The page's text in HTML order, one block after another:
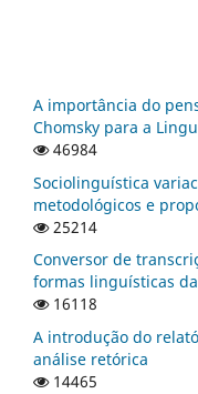
A importância do
Chomsky para a
46984
Sociolinguística
metodológicos e
25214
Conversor de
formas linguísticas
16118
A introdução do
análise retórica
14465